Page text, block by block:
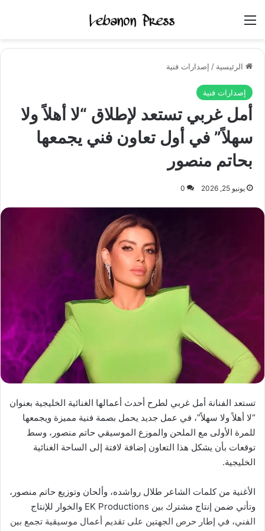
الرئيسية / إصدارات فنية
إصدارات فنية
أمل غربي تستعد لإطلاق “لا أهلاً ولا
سهلاً” في أول تعاون فني يجمعها
بحاتم منصور
يونيو 25, 2026 0
تستعد الفنانة أمل غربي لطرح أحدث أعمالها الغنائية الخليجية بعنوان
“لا أهلاً ولا سهلاً”، في عمل جديد يحمل بصمة فنية مميزة ويجمعها
للمرة الأولى مع الملحن والموزع الموسيقي حاتم منصور، وسط
توقعات بأن يشكل هذا التعاون إضافة لافتة إلى الساحة الغنائية
الخليجية.
الأغنية من كلمات الشاعر طلال رواشده، وألحان وتوزيع حاتم منصور،
وتأتي ضمن إنتاج مشترك بين EK Productions والخوار للإنتاج
الفني، في إطار حرص الجهتين على تقديم أعمال موسيقية تجمع بين